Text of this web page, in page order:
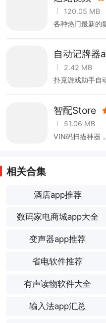
120.05 MB
各种热门最新的
自动记牌器
2.42 MB
扑克游戏助手自
智配Store
51.06 MB
VIN码扫描神器
相关合集
酒店app推荐
数码家电商城app大全
变声器app推荐
省电软件推荐
有声读物软件大全
输入法app汇总